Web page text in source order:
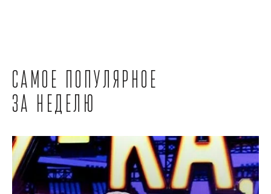
Самое популярное
за неделю